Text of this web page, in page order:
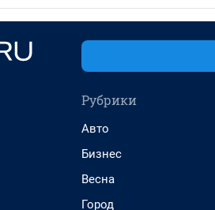
Рубрики
Авто
Бизнес
Весна
Город